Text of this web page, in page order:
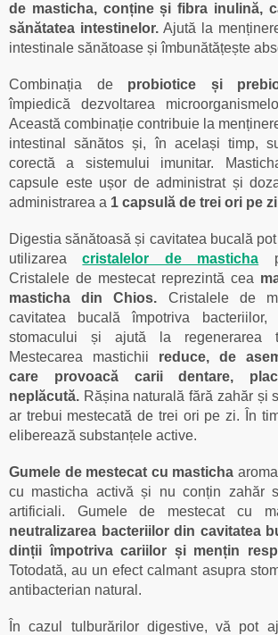
de masticha, conține și fibra inulină,
sănătatea intestinelor. Ajută la
intestinale sănătoase și îmbunătățește
Combinația de probiotice și
împiedică dezvoltarea
Această combinație contribuie la
intestinal sănătos și, în același timp,
corectă a sistemului imunitar.
capsule este ușor de administrat și
administrarea a 1 capsulă de trei ori pe
Digestia sănătoasă și cavitatea bucală
utilizareacristalelor de masticha
Cristalele de mestecat reprezintă cea
masticha din Chios. Cristalele de
cavitatea bucală împotriva bacteriilor,
stomacului și ajută la regenerarea
Mestecarea mastichii reduce, de
care provoacă carii dentare,
neplăcută. Rășina naturală fără zahăr și
ar trebui mestecată de trei ori pe zi. În
eliberează substanțele active.
Gumele de mestecat cu masticha
cu masticha activă și nu conțin zahăr
artificiali. Gumele de mestecat cu
neutralizarea bacteriilor din cavitatea
dinții împotriva cariilor și mențin
Totodată, au un efect calmant asupra
antibacterian natural.
În cazul tulburărilor digestive, vă pot